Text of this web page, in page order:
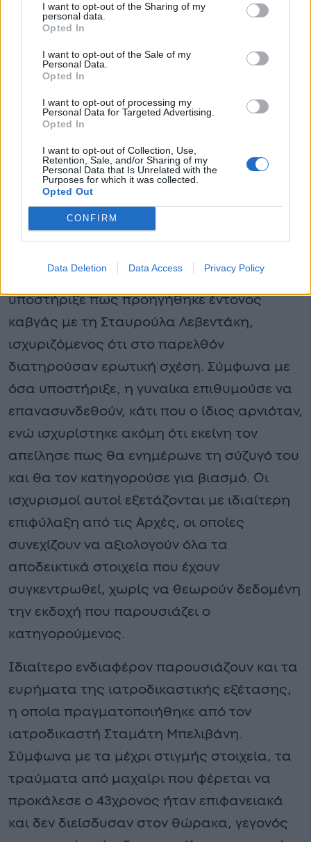
I want to opt-out of the Sharing of my
personal data.
Opted In
I want to opt-out of the Sale of my
Personal Data.
Opted In
I want to opt-out of processing my
Personal Data for Targeted Advertising.
Opted In
I want to opt-out of Collection, Use,
Retention, Sale, and/or Sharing of my
Personal Data that Is Unrelated with the
Purposes for which it was collected.
Opted Out
CONFIRM
Data Deletion Data Access Privacy Policy
Κατά την απολογία του, ο 43χρονος
υποστήριξε πως προηγήθηκε έντονος
καβγάς με τη Σταυρούλα Λεβεντάκη,
ισχυριζόμενος ότι στο παρελθόν
διατηρούσαν ερωτική σχέση. Σύμφωνα με
όσα υποστήριξε, η γυναίκα επιθυμούσε να
επανασυνδεθούν, κάτι που ο ίδιος αρνιόταν,
ενώ ισχυρίστηκε ακόμη ότι εκείνη τον
απείλησε πως θα ενημέρωνε τη σύζυγό του
και θα τον κατηγορούσε για βιασμό. Οι
ισχυρισμοί αυτοί εξετάζονται με ιδιαίτερη
επιφύλαξη από τις Αρχές, οι οποίες
συνεχίζουν να αξιολογούν όλα τα
αποδεικτικά στοιχεία που έχουν
συγκεντρωθεί, χωρίς να θεωρούν δεδομένη
την εκδοχή που παρουσιάζει ο
κατηγορούμενος.
Ιδιαίτερο ενδιαφέρον παρουσιάζουν και τα
ευρήματα της ιατροδικαστικής εξέτασης,
η οποία πραγματοποιήθηκε από τον
ιατροδικαστή Σταμάτη Μπελιβάνη.
Σύμφωνα με τα μέχρι στιγμής στοιχεία, τα
τραύματα από μαχαίρι που φέρεται να
προκάλεσε ο 43χρονος ήταν επιφανειακά
και δεν διείσδυσαν στον θώρακα, γεγονός